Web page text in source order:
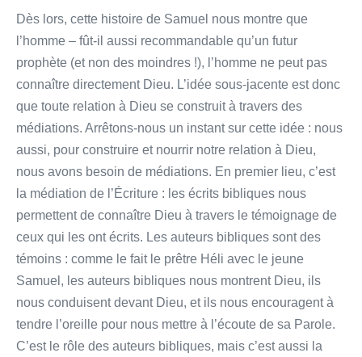
Dès lors, cette histoire de Samuel nous montre que
l’homme – fût-il aussi recommandable qu’un futur
prophète (et non des moindres !), l’homme ne peut pas
connaître directement Dieu. L’idée sous-jacente est donc
que toute relation à Dieu se construit à travers des
médiations. Arrêtons-nous un instant sur cette idée : nous
aussi, pour construire et nourrir notre relation à Dieu,
nous avons besoin de médiations. En premier lieu, c’est
la médiation de l’Écriture : les écrits bibliques nous
permettent de connaître Dieu à travers le témoignage de
ceux qui les ont écrits. Les auteurs bibliques sont des
témoins : comme le fait le prêtre Héli avec le jeune
Samuel, les auteurs bibliques nous montrent Dieu, ils
nous conduisent devant Dieu, et ils nous encouragent à
tendre l’oreille pour nous mettre à l’écoute de sa Parole.
C’est le rôle des auteurs bibliques, mais c’est aussi la